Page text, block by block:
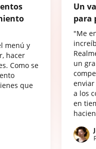
menú y
hacer
Como se
que
Un
para
"Me
un
a los
en